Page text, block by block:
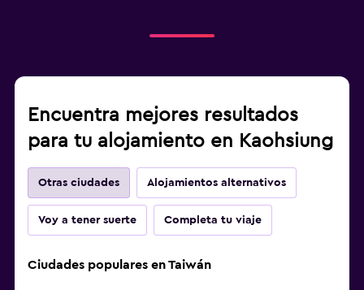
Encuentra mejores resultados
para tu alojamiento en Kaohsiung
Otras ciudades Alojamientos alternativos
Voy a tener suerte Completa tu viaje
Ciudades populares en Taiwán